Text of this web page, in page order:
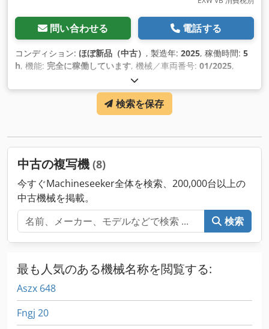
問い合わせる 電話する
コンディション: ほぼ新品（中古） , 製造年: 2025, 稼働時間: 5
h, 機能: 完全に稼働しています, 機械／車両番号: 01/2025,
検索を保存
中古の複写機 (8)
今すぐMachineseeker全体を検索、200,000台以上の
中古機械を掲載。
検索
最も人気のある機械名称を閲覧する:
Aszx 648
Fngj 20